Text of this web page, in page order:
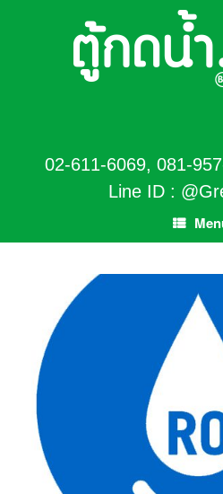
02-611-6069, 081-
Line ID :